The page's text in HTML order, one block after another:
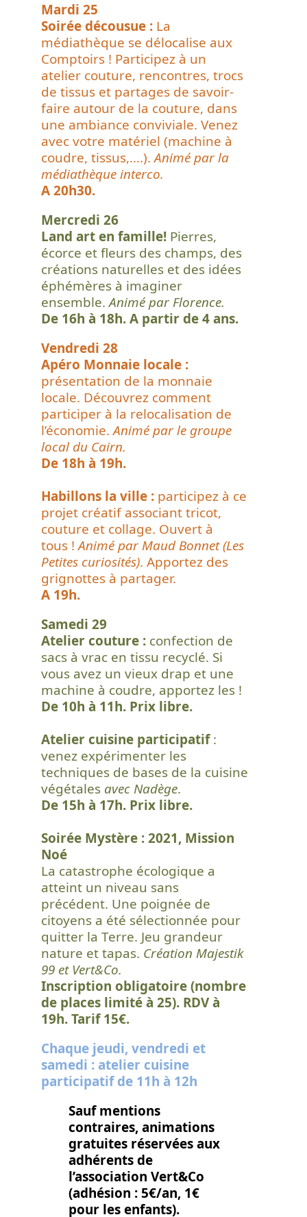
Mardi 25
Soirée décousue : La
médiathèque se délocalise aux
Comptoirs ! Participez à un
atelier couture, rencontres, trocs
de tissus et partages de savoir-
faire autour de la couture, dans
une ambiance conviviale. Venez
avec votre matériel (machine à
coudre, tissus,….).Animé par la
médiathèque interco.
A 20h30.
Mercredi 26
Land art en famille! Pierres,
écorce et fleurs des champs, des
créations naturelles et des idées
éphémères à imaginer
ensemble.Animé par Florence.
De 16h à 18h. A partir de 4 ans.
Vendredi 28
Apéro Monnaie locale :
présentation de la monnaie
locale. Découvrez comment
participer à la relocalisation de
l’économie.Animé par le groupe
local du Cairn.
De 18h à 19h.
Habillons la ville : participez à ce
projet créatif associant tricot,
couture et collage. Ouvert à
tous !Animé par Maud Bonnet (Les
Petites curiosités). Apportez des
grignottes à partager.
A 19h.
Samedi 29
Atelier couture : confection de
sacs à vrac en tissu recyclé. Si
vous avez un vieux drap et une
machine à coudre, apportez les !
De 10h à 11h. Prix libre.
Atelier cuisine participatif:
venez expérimenter les
techniques de bases de la cuisine
végétales avec Nadège.
De 15h à 17h. Prix libre.
Soirée Mystère : 2021, Mission
Noé
La catastrophe écologique a
atteint un niveau sans
précédent. Une poignée de
citoyens a été sélectionnée pour
quitter la Terre. Jeu grandeur
nature et tapas. Création Majestik
99 et Vert&Co.
Inscription obligatoire (nombre
de places limité à 25). RDV à
19h. Tarif 15€.
Chaque jeudi, vendredi et
samedi : atelier cuisine
participatif de 11h à 12h
Sauf mentions
contraires, animations
gratuites réservées aux
adhérents de
l’association Vert&Co
(adhésion : 5€/an, 1€
pour les enfants).